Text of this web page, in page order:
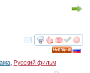
смотреть
Русский фильм